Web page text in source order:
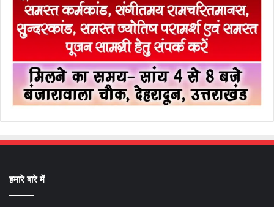
हमारे बारे में